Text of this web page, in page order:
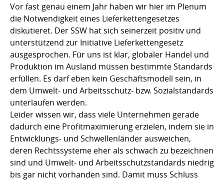
Vor fast genau einem Jahr haben wir hier im Plenum
die Notwendigkeit eines Lieferkettengesetzes
diskutieret. Der SSW hat sich seinerzeit positiv und
unterstützend zur Initiative Lieferkettengesetz
ausgesprochen. Für uns ist klar, globaler Handel und
Produktion im Ausland müssen bestimmte Standards
erfüllen. Es darf eben kein Geschäftsmodell sein, in
dem Umwelt- und Arbeitsschutz- bzw. Sozialstandards
unterlaufen werden.
Leider wissen wir, dass viele Unternehmen gerade
dadurch eine Profitmaximierung erzielen, indem sie in
Entwicklungs- und Schwellenländer ausweichen,
deren Rechtssysteme eher als schwach zu bezeichnen
sind und Umwelt- und Arbeitsschutzstandards niedrig
bis gar nicht vorhanden sind. Damit muss Schluss